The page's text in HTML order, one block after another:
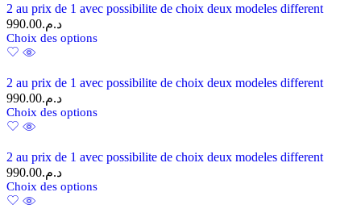
2 au prix de 1 avec possibilite de choix deux modeles different
د.م.990.00
Choix des options
2 au prix de 1 avec possibilite de choix deux modeles different
د.م.990.00
Choix des options
2 au prix de 1 avec possibilite de choix deux modeles different
د.م.990.00
Choix des options